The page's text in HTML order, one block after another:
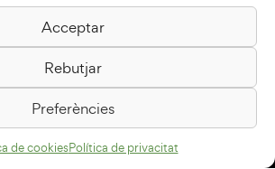
Acceptar
Rebutjar
Preferències
de cookiesPolítica de privacitat
Bayés
1